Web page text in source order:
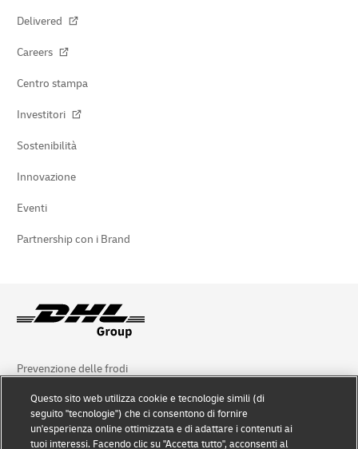
Delivered
Careers
Centro stampa
Investitori
Sostenibilità
Innovazione
Eventi
Partnership con i Brand
Prevenzione delle frodi
Nota legale
Condizioni d’uso
Questo sito web utilizza cookie e tecnologie simili (di
seguito "tecnologie") che ci consentono di fornire
un'esperienza online ottimizzata e di adattare i contenuti ai
tuoi interessi. Facendo clic su "Accetta tutto", acconsenti al